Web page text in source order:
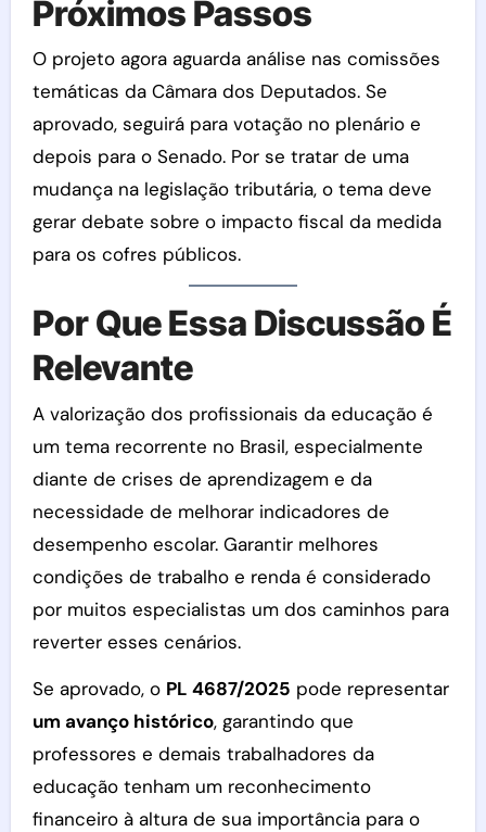
Próximos Passos
O projeto agora aguarda análise nas comissões
temáticas da Câmara dos Deputados. Se
aprovado, seguirá para votação no plenário e
depois para o Senado. Por se tratar de uma
mudança na legislação tributária, o tema deve
gerar debate sobre o impacto fiscal da medida
para os cofres públicos.
Por Que Essa Discussão É
Relevante
A valorização dos profissionais da educação é
um tema recorrente no Brasil, especialmente
diante de crises de aprendizagem e da
necessidade de melhorar indicadores de
desempenho escolar. Garantir melhores
condições de trabalho e renda é considerado
por muitos especialistas um dos caminhos para
reverter esses cenários.
Se aprovado, o PL 4687/2025 pode representar
um avanço histórico, garantindo que
professores e demais trabalhadores da
educação tenham um reconhecimento
financeiro à altura de sua importância para o